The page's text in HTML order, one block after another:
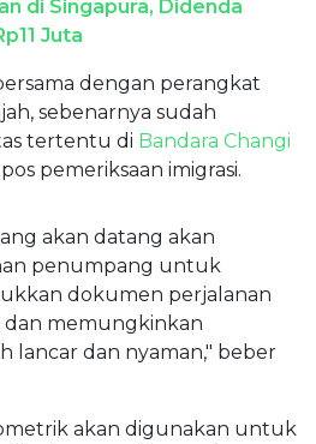
di Singapura, Didenda
Juta
dengan perangkat
sebenarnya sudah
tertentu di Bandara Changi
pemeriksaan imigrasi.
akan datang akan
penumpang untuk
dokumen perjalanan
memungkinkan
lancar dan nyaman," beber
akan digunakan untuk